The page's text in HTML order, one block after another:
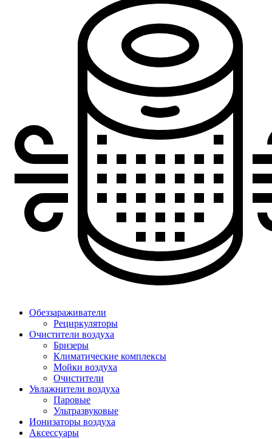
Обеззараживатели
Рециркуляторы
Очистители воздуха
Бризеры
Климатические комплексы
Мойки воздуха
Очистители
Увлажнители воздуха
Паровые
Ультразвуковые
Ионизаторы воздуха
Аксессуары